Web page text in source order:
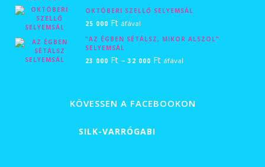
OKTÓBERI SZELLŐ SELYEMSÁL
25 000 Ft áfával
"AZ ÉGBEN SÉTÁLSZ, MIKOR ALSZOL"
SELYEMSÁL
23 000 Ft – 32 000 FtÁrtartomány:
-
áfával
KÖVESSEN A FACEBOOKON
SILK-VARRÓGABI